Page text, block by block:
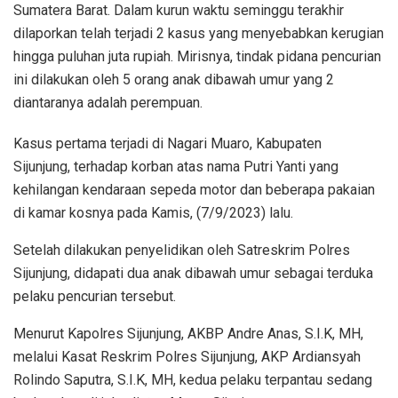
Sumatera Barat. Dalam kurun waktu seminggu terakhir
dilaporkan telah terjadi 2 kasus yang menyebabkan kerugian
hingga puluhan juta rupiah. Mirisnya, tindak pidana pencurian
ini dilakukan oleh 5 orang anak dibawah umur yang 2
diantaranya adalah perempuan.
Kasus pertama terjadi di Nagari Muaro, Kabupaten
Sijunjung, terhadap korban atas nama Putri Yanti yang
kehilangan kendaraan sepeda motor dan beberapa pakaian
di kamar kosnya pada Kamis, (7/9/2023) lalu.
Setelah dilakukan penyelidikan oleh Satreskrim Polres
Sijunjung, didapati dua anak dibawah umur sebagai terduka
pelaku pencurian tersebut.
Menurut Kapolres Sijunjung, AKBP Andre Anas, S.I.K, MH,
melalui Kasat Reskrim Polres Sijunjung, AKP Ardiansyah
Rolindo Saputra, S.I.K, MH, kedua pelaku terpantau sedang